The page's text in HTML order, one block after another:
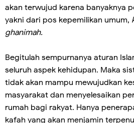
akan terwujud karena banyaknya
yakni dari pos kepemilikan umum,
ghanimah.
Begitulah sempurnanya aturan
seluruh aspek kehidupan. Maka
tidak akan mampu mewujudkan
masyarakat dan menyelesaikan
rumah bagi rakyat. Hanya
kafah yang akan menjamin